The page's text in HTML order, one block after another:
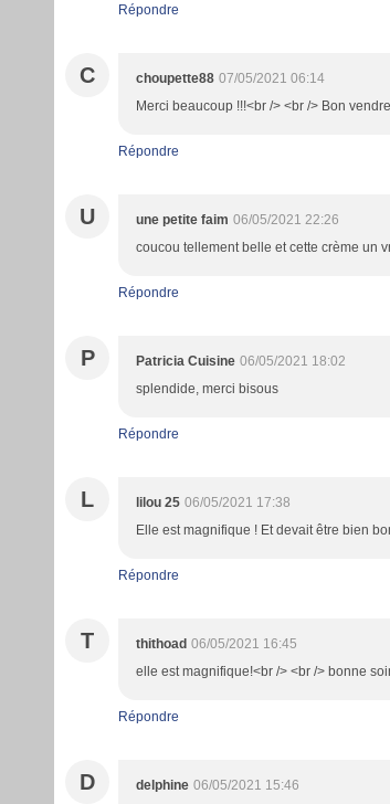
Répondre
C choupette88 07/05/2021 06:14
Merci beaucoup !!!<br /> <br /> Bon
Répondre
U une petite faim 06/05/2021 22:26
coucou tellement belle et cette crème un
Répondre
P Patricia Cuisine 06/05/2021 18:02
splendide, merci bisous
Répondre
L lilou 25 06/05/2021 17:38
Elle est magnifique ! Et devait être bien
Répondre
T thithoad 06/05/2021 16:45
elle est magnifique!<br /> <br /> bonne
Répondre
D delphine 06/05/2021 15:46